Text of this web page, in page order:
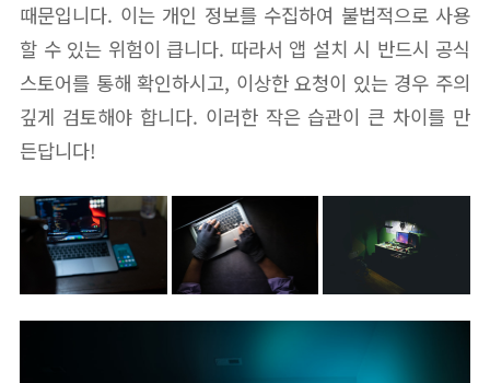
때문입니다. 이는 개인 정보를 수집하여 불법적으로 사용
할 수 있는 위험이 큽니다. 따라서 앱 설치 시 반드시 공식
스토어를 통해 확인하시고, 이상한 요청이 있는 경우 주의
깊게 검토해야 합니다. 이러한 작은 습관이 큰 차이를 만
든답니다!